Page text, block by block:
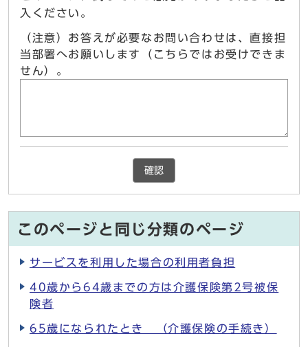
入ください。
（注意）お答えが必要なお問い合わせは、直接担
当部署へお願いします（こちらではお受けできま
せん）。
確認
このページと同じ分類のページ
サービスを利用した場合の利用者負担
40歳から64歳までの方は介護保険第2号被保
険者
65歳になられたとき （介護保険の手続き）